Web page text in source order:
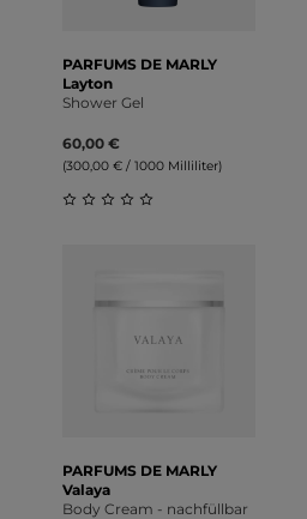
PARFUMS DE MARLY
Layton
Shower Gel
60,00 €
(300,00 € / 1000 Milliliter)
PARFUMS DE MARLY
Valaya
Body Cream - nachfüllbar